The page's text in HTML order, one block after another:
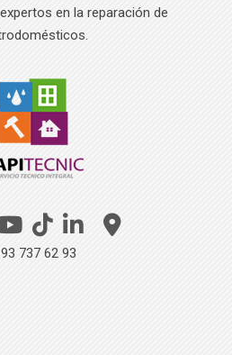
en la reparación de
93 737 62 93